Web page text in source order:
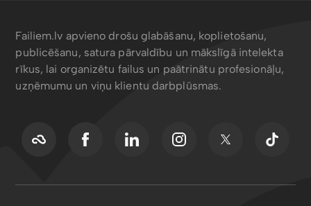
Failiem.lv apvieno drošu glabāšanu, koplietošanu,
publicēšanu, satura pārvaldību un mākslīgā intelekta
rīkus, lai organizētu failus un paātrinātu profesionāļu,
uzņēmumu un viņu klientu darbplūsmas.